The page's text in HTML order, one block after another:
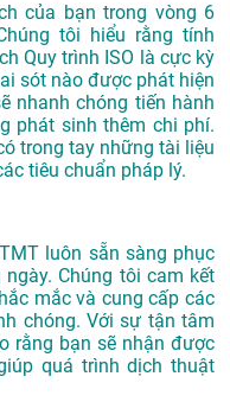
của bạn trong vòng 6
tôi hiểu rằng tính
Quy trình ISO là cực kỳ
sót nào được phát hiện
nhanh chóng tiến hành
phát sinh thêm chi phí.
trong tay những tài liệu
tiêu chuẩn pháp lý.
luôn sẵn sàng phục
Chúng tôi cam kết
mắc và cung cấp các
chóng. Với sự tận tâm
rằng bạn sẽ nhận được
quá trình dịch thuật